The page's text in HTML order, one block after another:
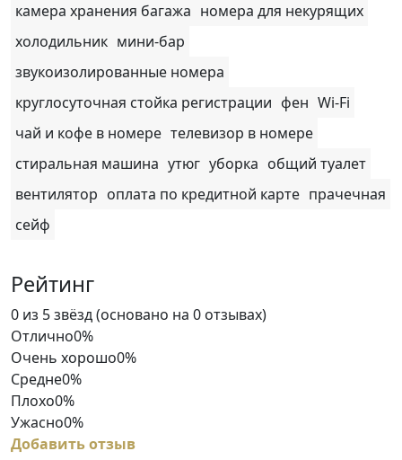
камера хранения багажа номера для некурящих
холодильник мини-бар
звукоизолированные номера
круглосуточная стойка регистрации фен Wi-Fi
чай и кофе в номере телевизор в номере
стиральная машина утюг уборка общий туалет
вентилятор оплата по кредитной карте прачечная
сейф
Рейтинг
Rated
0
out
of
5
0 из 5 звёзд (основано на 0 отзывах)
Отлично0%
Очень хорошо0%
Средне0%
Плохо0%
Ужасно0%
Добавить отзыв